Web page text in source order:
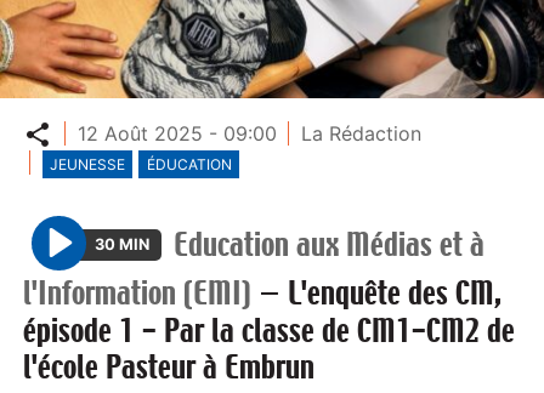
Partager
12 Août 2025 - 09:00 La Rédaction
JEUNESSE ÉDUCATION
P
l
a
y
30 MIN
Education aux Médias et à
l'Information (EMI) — L'enquête des CM,
épisode 1 - Par la classe de CM1-CM2 de
l'école Pasteur à Embrun